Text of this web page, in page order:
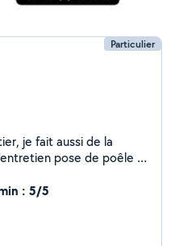
Particulier
je fait aussi de la
pose de poêle à
: 5/5